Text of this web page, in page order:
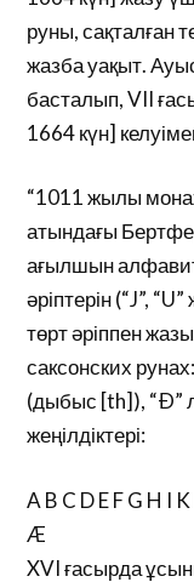
руны, сақталған
жазба уақыт.
басталып, VII
1664 күн]
“1011 жылы
атындағы
ағылшын
әріптерін (“J”,
төрт әріппен
саксонских
(дыбыс [th]), “Ð”
жеңілдіктері:
A B C D E F G H I
Æ
XVI ғасырда